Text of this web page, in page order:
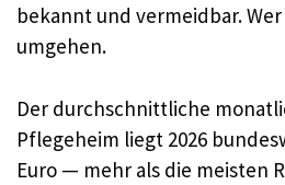
bekannt und vermeidbar.
umgehen.
Der durchschnittliche
Pflegeheim liegt 2026
Euro — mehr als die meisten